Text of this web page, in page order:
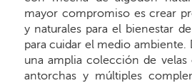
mayor compromiso es crear
y naturales para el bienestar
para cuidar el medio ambiente.
una amplia colección de velas
antorchas y múltiples